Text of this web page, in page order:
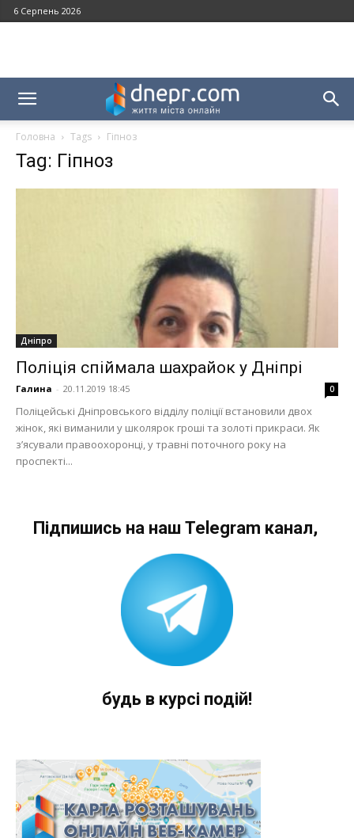
6 Серпень 2026
Головна Tags Гіпноз
Tag: Гіпноз
Дніпро
Поліція спіймала шахрайок у Дніпрі
Галина - 20.11.2019 18:45 0
Поліцейські Дніпровського відділу поліції встановили двох
жінок, які виманили у школярок гроші та золоті прикраси. Як
з’ясували правоохоронці, у травні поточного року на
проспекті...
Підпишись на наш Telegram канал,
будь в курсі подій!